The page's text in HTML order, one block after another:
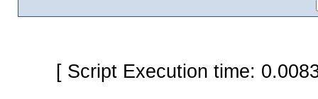
[ Script Execution time: